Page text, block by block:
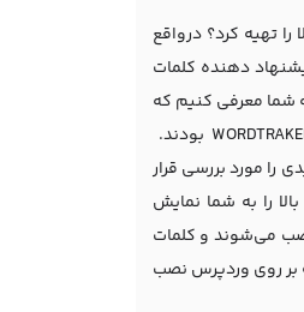
تهیه کرد؟ درواقع
دهنده کلمات
شما معرفی کنیم که
شامل: ابزار LONGTAIL PRO، ابزار Google Keyword Planner، ابزار SEMRUSH، ابزار KW FINDER، ابزار SPYFU و ابزار WORDTRAKER بودند.
را مورد بررسی قرار
را به شما نمایش
می‌شوند و کلمات
بر روی وردپرس نصب